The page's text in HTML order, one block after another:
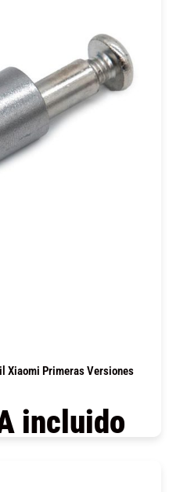
Xiaomi Primeras Versiones
incluido